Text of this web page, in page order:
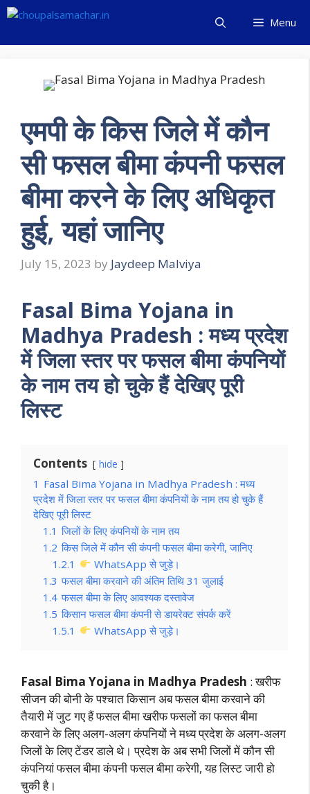
Skip
content
Menu
एमपी के किस जिले में कौन
सी फसल बीमा कंपनी फसल
बीमा करने के लिए अधिकृत
हुई, यहां जानिए
July 15, 2023 by Jaydeep Malviya
Fasal Bima Yojana in
Madhya Pradesh : मध्य प्रदेश
में जिला स्तर पर फसल बीमा कंपनियों
के नाम तय हो चुके हैं देखिए पूरी
लिस्ट
Contents hide
1 Fasal Bima Yojana in Madhya Pradesh : मध्य
प्रदेश में जिला स्तर पर फसल बीमा कंपनियों के नाम तय हो चुके हैं
देखिए पूरी लिस्ट
1.1 जिलों के लिए कंपनियों के नाम तय
1.2 किस जिले में कौन सी कंपनी फसल बीमा करेगी, जानिए
1.2.1
WhatsApp से जुड़े।
1.3 फसल बीमा करवाने की अंतिम तिथि 31 जुलाई
1.4 फसल बीमा के लिए आवश्यक दस्तावेज
1.5 किसान फसल बीमा कंपनी से डायरेक्ट संपर्क करें
1.5.1
WhatsApp से जुड़े।
Fasal Bima Yojana in Madhya Pradesh : खरीफ
सीजन की बोनी के पश्चात किसान अब फसल बीमा करवाने की
तैयारी में जुट गए हैं फसल बीमा खरीफ फसलों का फसल बीमा
करवाने के लिए अलग-अलग कंपनियों ने मध्य प्रदेश के अलग-अलग
जिलों के लिए टेंडर डाले थे। प्रदेश के अब सभी जिलों में कौन सी
कंपनियां फसल बीमा कंपनी फसल बीमा करेगी, यह लिस्ट जारी हो
चुकी है।